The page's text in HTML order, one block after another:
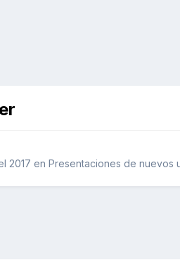
2017 en Presentaciones de nuevos